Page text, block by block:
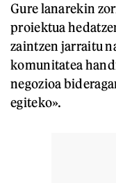
Gure lanarekin
proiektua
zaintzen jarraitu
komunitatea
negozioa
egiteko».